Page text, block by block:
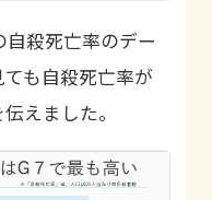
自殺死亡率のデー
も自殺死亡率が
えました。